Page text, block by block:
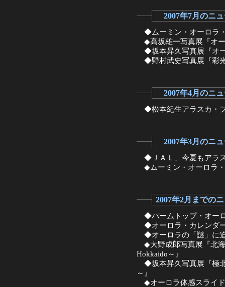
2007年7月のニ
◆ムーミン・オーロラ
◆高坂雄一写真展『オ
◆坂本昇久写真展『オ
◆野村武史写真展『彩
2007年4月のニ
◆松本紀生アラスカ・
2007年3月のニ
◆ＪＡＬ、今夏もアラ
◆ムーミン・オーロラ
2007年2月までの
◆パームトップ・オー
◆オーロラ・カレンダ
◆オーロラの「謎」に
◆大野成郎写真展『北
Hokkaido～』
◆坂本昇久写真展『極
～』
◆オーロラ体感スライ